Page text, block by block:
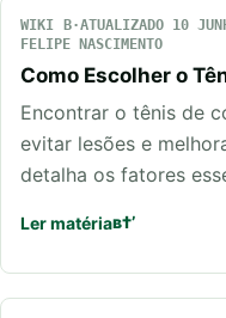
WIKI ATUALIZADO 10
FELIPE NASCIMENTO
Como Escolher o
Encontrar o tênis de
evitar lesões e
detalha os fatores
Ler matéria